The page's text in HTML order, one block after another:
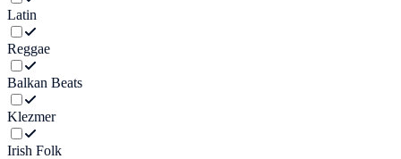
Latin
Reggae
Balkan Beats
Klezmer
Irish Folk